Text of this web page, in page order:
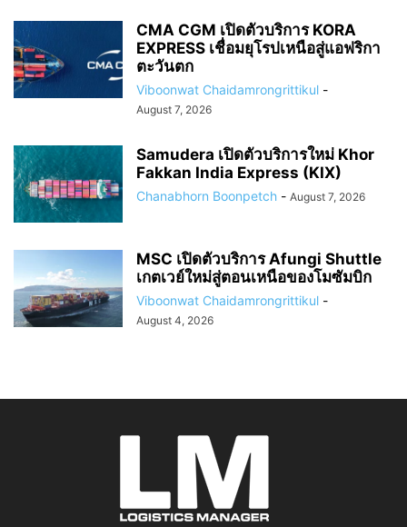
CMA CGM เปิดตัวบริการ KORA
EXPRESS เชื่อมยุโรปเหนือสู่แอฟริกา
ตะวันตก
Viboonwat Chaidamrongrittikul -
August 7, 2026
Samudera เปิดตัวบริการใหม่ Khor
Fakkan India Express (KIX)
Chanabhorn Boonpetch - August 7, 2026
MSC เปิดตัวบริการ Afungi Shuttle
เกตเวย์ใหม่สู่ตอนเหนือของโมซัมบิก
Viboonwat Chaidamrongrittikul -
August 4, 2026